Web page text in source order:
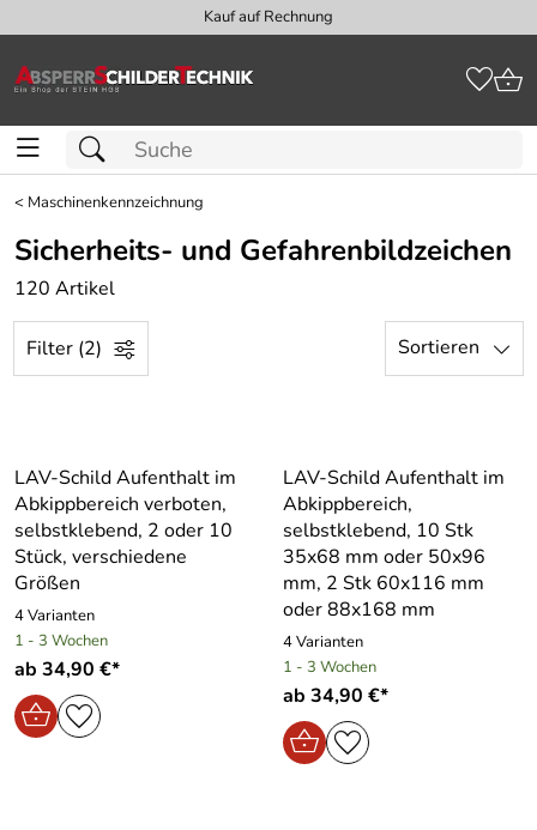
Kauf auf Rechnung
< Maschinenkennzeichnung
Sicherheits- und Gefahrenbildzeichen
120 Artikel
Filter (2) Sortieren
LAV-Schild Aufenthalt im
Abkippbereich verboten,
selbstklebend, 2 oder 10
Stück, verschiedene
Größen
4 Varianten
1 - 3 Wochen
ab 34,90 €*
LAV-Schild Aufenthalt im
Abkippbereich,
selbstklebend, 10 Stk
35x68 mm oder 50x96
mm, 2 Stk 60x116 mm
oder 88x168 mm
4 Varianten
1 - 3 Wochen
ab 34,90 €*